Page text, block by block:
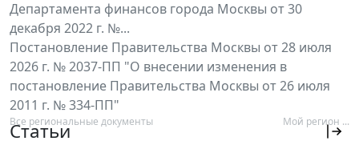
Департамента финансов города Москвы от 30
декабря 2022 г. №...
Постановление Правительства Москвы от 28 июля
2026 г. № 2037-ПП "О внесении изменения в
постановление Правительства Москвы от 26 июля
2011 г. № 334-ПП"
Все региональные документы Мой регион ...
Статьи